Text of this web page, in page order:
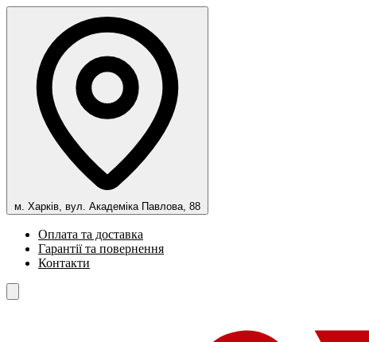
м. Харків, вул. Академіка Павлова, 88
Оплата та доставка
Гарантії та повернення
Контакти